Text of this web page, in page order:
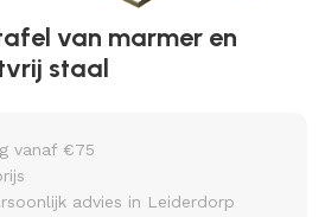
van marmer en
staal
vanaf €75
advies in Leiderdorp